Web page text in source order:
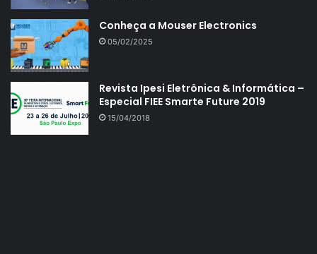
Conheça a Mouser Electronics
05/02/2025
Revista Ipesi Eletrônica & Informática –
Especial FIEE Smarte Future 2019
15/04/2018